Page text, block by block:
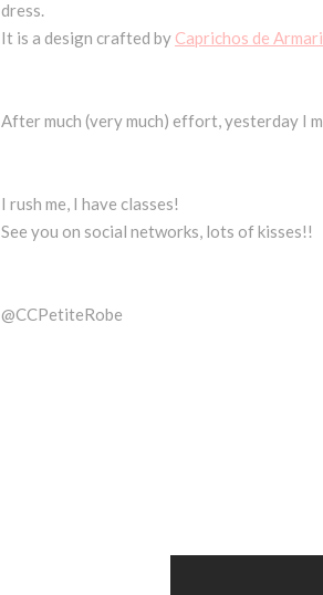
dress.
It is a design crafted by Caprichos de
After much (very much) effort, yesterday I
I rush me, I have classes!
See you on social networks, lots of kisses!!
@CCPetiteRobe